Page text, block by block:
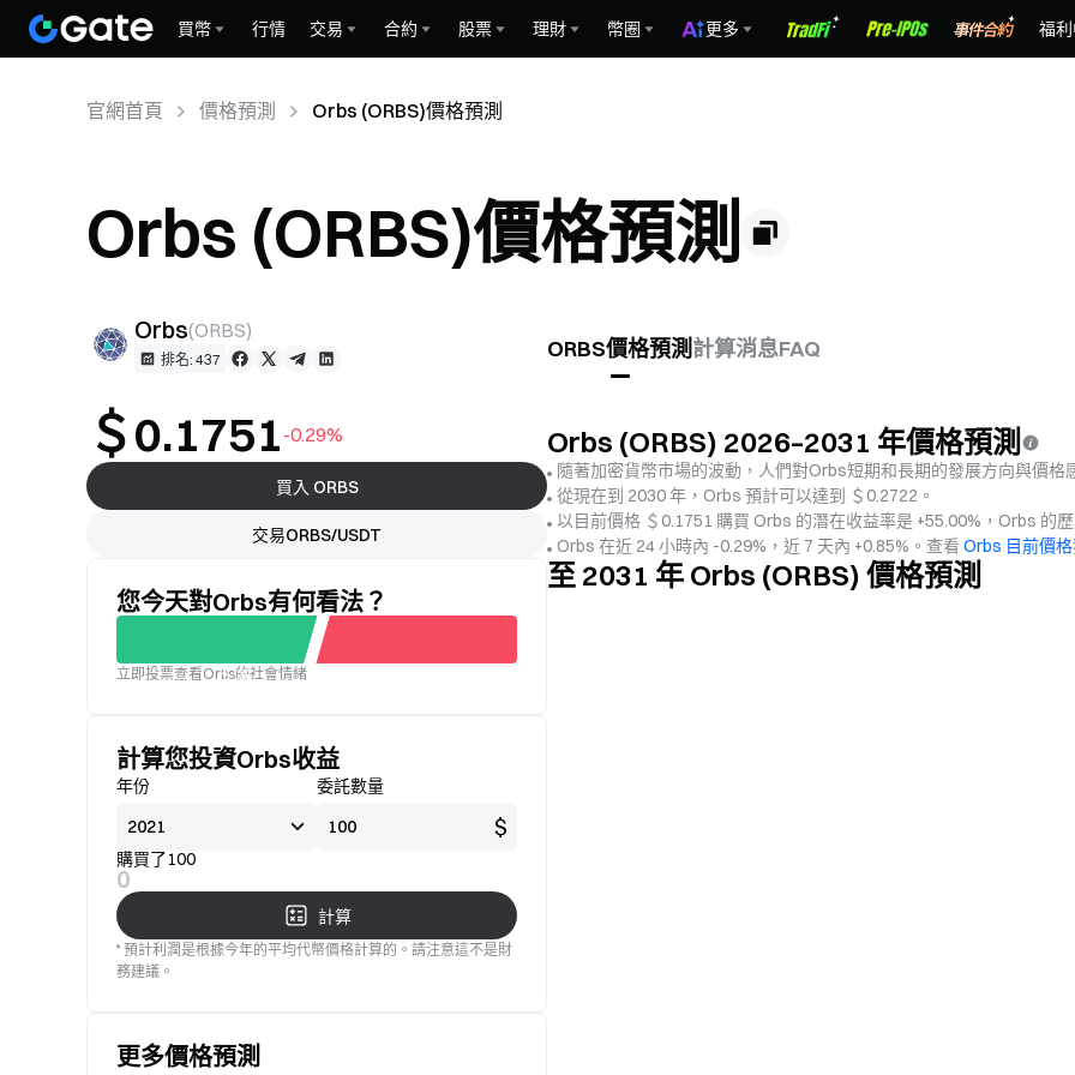
買幣 行情 交易 合約 股票 理財 幣圈 更多 福
官網首頁 價格預測 Orbs (ORBS)價格預測
Orbs (ORBS)價格預測
Orbs(ORBS)
排名: 437 ORBS價格預測計算消息FAQ
＄0.1751 -0.29%
買入 ORBS
交易ORBS/USDT
您今天對Orbs有何看法？
標準
不滿
立即投票查看Orbs的社會情緒
計算您投資Orbs收益
年份 委託數量
$
購買了100
0
計算
* 預計利潤是根據今年的平均代幣價格計算的。請注意這不是財
務建議。
更多價格預測
Orbs (ORBS) 2026–2031 年價格預測
隨著加密貨幣市場的波動，人們對Orbs短期和長期的發展方向與價格
從現在到 2030 年，Orbs 預計可以達到 ＄0.2722。
以目前價格 ＄0.1751 購買 Orbs 的潛在收益率是 +55.00%，Orbs 的
Orbs 在近 24 小時內 -0.29%，近 7 天內 +0.85%。查看 Orbs 目前價格
至 2031 年 Orbs (ORBS) 價格預測